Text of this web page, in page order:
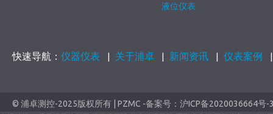
液位仪表
快速导航： 仪器仪表 | 关于浦卓 | 新闻资讯 | 仪表案例
© 浦卓测控-2025版权所有 | PZMC -备案号： 沪ICP备2020036664号-